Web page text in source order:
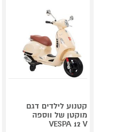
קטנוע לילדים דגם
מוקטן של ווספה
VESPA 12 V